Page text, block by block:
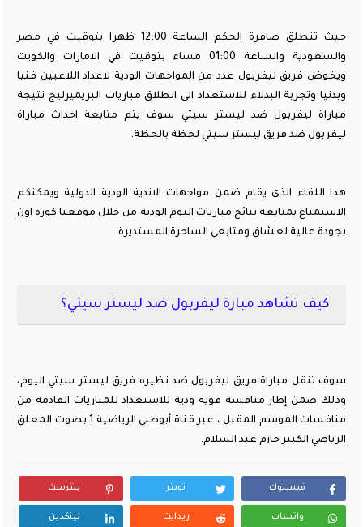
حيث تنطلق صافرة الحكم الساعة 12:00 ظهرا بتوقيت في مصر
والسعودية والساعة 01:00 مساء بتوقيت في الامارات والكويت
ويخوض فريق ليفربول عدد من المواجهات الودية لاعداد اللاعبين فنيا
وبدنيا وتجربة البدلاء للاستعداد الى انطلاق مباريات البريميرليج نتيجة
مباراة ليفربول ضد ليستر سيتي سوف يتم متابعة احداث مباراة
ليفربول ضد فريق ليستر سيتي لحظة بالحظة.
هذا اللقاء الذى يقام ضمن مواجهات الاندية الودية الدولية ويمكنكم
الاستمتاع بمتابعة نتائج مباريات اليوم الودية من خلال موقعنا كورة اون
بجودة عالية لعشاق ومتابعي الساحرة المستديرة.
كيف تشاهد مبارة ليفربول ضد ليستر سيتي؟
سوف تنقل مباراة فريق ليفربول ضد نظيره فريق ليستر سيتي اليوم،
وذلك ضمن إطار منافسة قوية ودية للاستعداد للمباريات القادمة من
منافسات الموسم المقبل ، عبر قناة أبوظبي الرياضية 1 بصوت المعلق
الرياضي الكبير حازم عبد السلام.
فيسبوك تويتر بنترست
واتساب ريدايت لينكدين